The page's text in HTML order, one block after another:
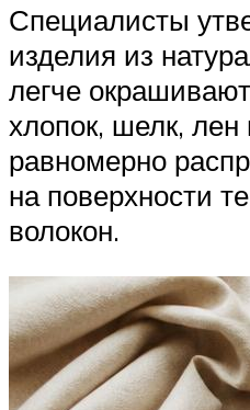
Специалисты
изделия из
легче
хлопок, шелк,
равномерно
на поверхности
волокон.